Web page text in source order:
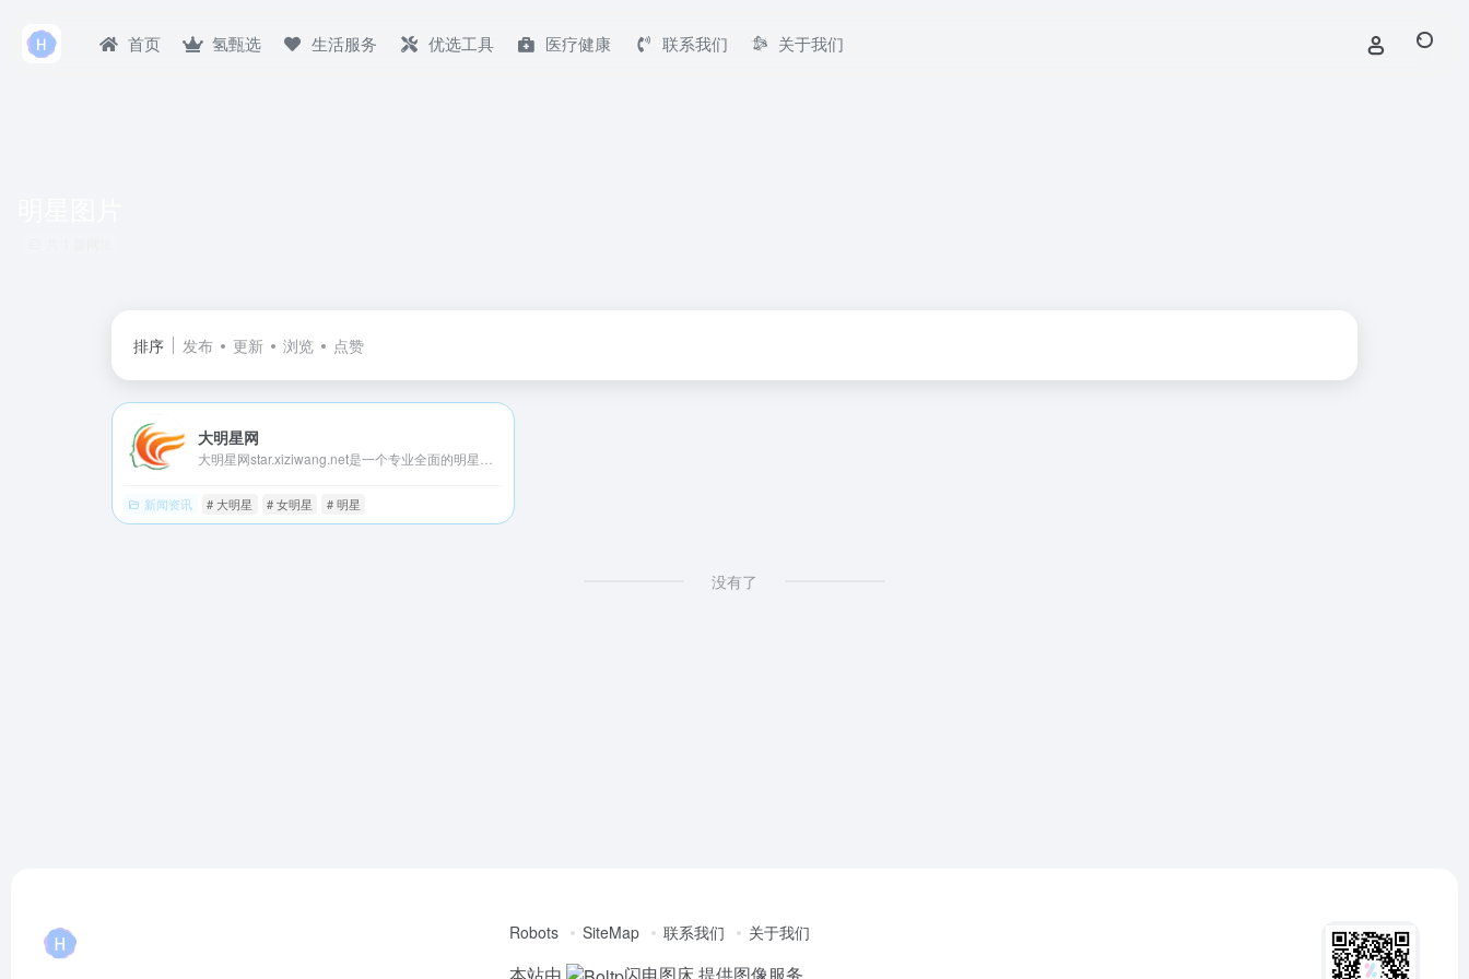
首页 氢甄选 生活服务 优选工具 医疗健康 联系我们 关于我们
排序 发布 更新 浏览 点赞
大明星网
新闻资讯 # 大明星 # 女明星 # 明星
没有了
Robots SiteMap 联系我们 关于我们